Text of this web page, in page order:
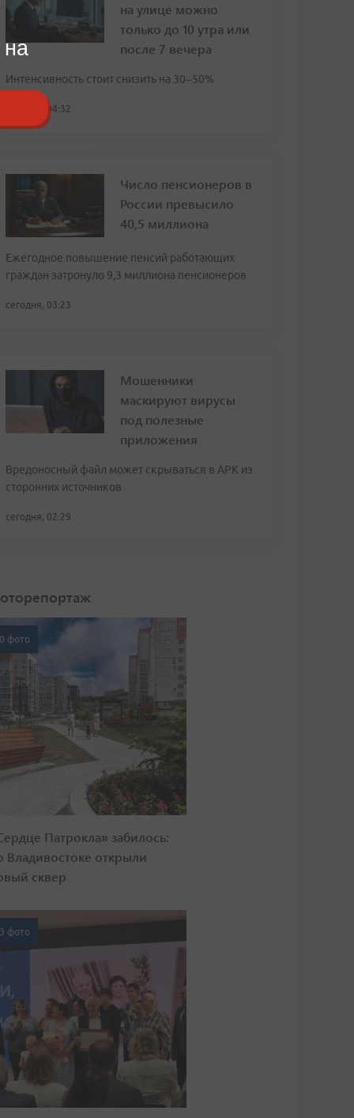
на улице можно
только до 10 утра или
после 7 вечера
Интенсивность стоит снизить на 30–50%
сегодня, 04:32
Число пенсионеров в
России превысило
40,5 миллиона
Ежегодное повышение пенсий работающих
граждан затронуло 9,3 миллиона пенсионеров
сегодня, 03:23
Мошенники
маскируют вирусы
под полезные
приложения
Вредоносный файл может скрываться в APK из
сторонних источников
сегодня, 02:29
фото
Патрокла» забилось:
Владивостоке открыли
сквер
фото